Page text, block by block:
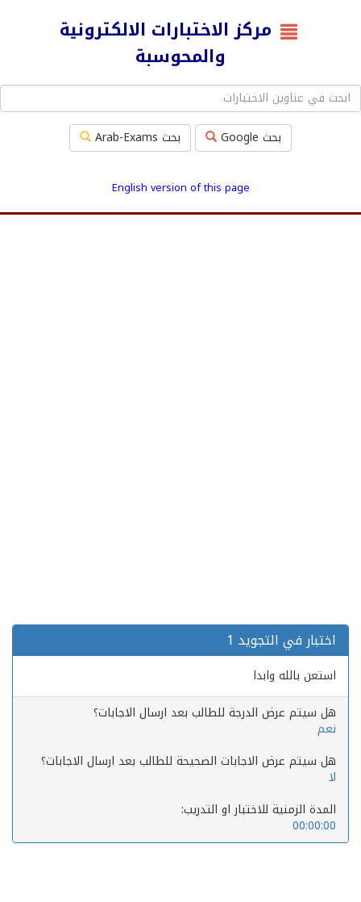
مركز الاختبارات الالكترونية
والمحوسبة
بحث Google بحث Arab-Exams
English version of this page
اختبار في التجويد 1
استعن بالله وابدا
هل سيتم عرض الدرجة للطالب بعد ارسال الاجابات؟
نعم
هل سيتم عرض الاجابات الصحيحة للطالب بعد ارسال الاجابات؟
لا
المدة الزمنية للاختبار او التدريب:
00:00:00